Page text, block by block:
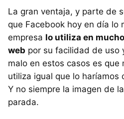
La gran ventaja, y parte de
que Facebook hoy en día lo
empresa lo utiliza en
web por su facilidad de uso
malo en estos casos es que
utiliza igual que lo haríamos
Y no siempre la imagen de
parada.